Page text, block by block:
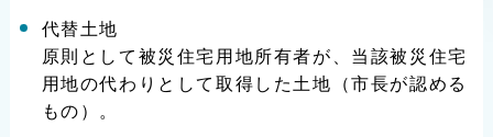
代替土地
原則として被災住宅用地所有者が、当該被災住宅
用地の代わりとして取得した土地（市長が認める
もの）。